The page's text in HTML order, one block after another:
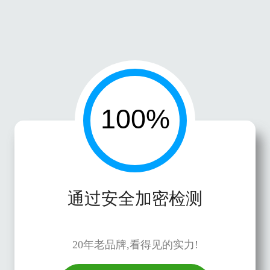
通过安全加密检测
20年老品牌,看得见的实力!